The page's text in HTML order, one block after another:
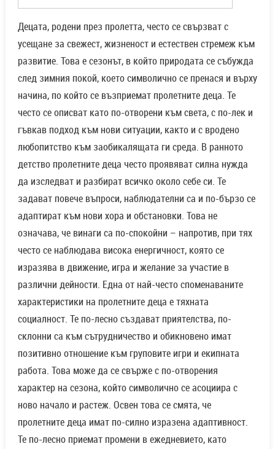
Децата, родени през пролетта, често се свързват с
усещане за свежест, жизненост и естествен стремеж към
развитие. Това е сезонът, в който природата се събужда
след зимния покой, което символично се пренася и върху
начина, по който се възприемат пролетните деца. Те
често се описват като по-отворени към света, с по-лек и
гъвкав подход към нови ситуации, както и с вродено
любопитство към заобикалящата ги среда. В ранното
детство пролетните деца често проявяват силна нужда
да изследват и разбират всичко около себе си. Те
задават повече въпроси, наблюдателни са и по-бързо се
адаптират към нови хора и обстановки. Това не
означава, че винаги са по-спокойни – напротив, при тях
често се наблюдава висока енергичност, която се
изразява в движение, игра и желание за участие в
различни дейности. Една от най-често споменаваните
характеристики на пролетните деца е тяхната
социалност. Те по-лесно създават приятелства, по-
склонни са към сътрудничество и обикновено имат
позитивно отношение към груповите игри и екипната
работа. Това може да се свърже с по-отворения
характер на сезона, който символично се асоциира с
ново начало и растеж. Освен това се смята, че
пролетните деца имат по-силно изразена адаптивност.
Те по-лесно приемат промени в ежедневието, като